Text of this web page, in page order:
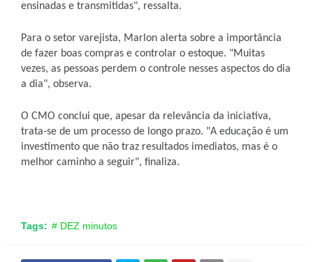
ensinadas e transmitidas", ressalta.
Para o setor varejista, Marlon alerta sobre a importância
de fazer boas compras e controlar o estoque. "Muitas
vezes, as pessoas perdem o controle nesses aspectos do dia
a dia", observa.
O CMO conclui que, apesar da relevância da iniciativa,
trata-se de um processo de longo prazo. "A educação é um
investimento que não traz resultados imediatos, mas é o
melhor caminho a seguir", finaliza.
Tags: # DEZ minutos